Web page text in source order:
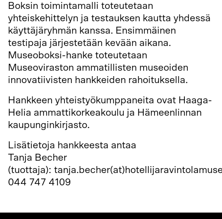
Boksin toimintamalli toteutetaan
yhteiskehittelyn ja testauksen kautta yhdessä
käyttäjäryhmän kanssa. Ensimmäinen
testipaja järjestetään kevään aikana.
Museoboksi-hanke toteutetaan
Museoviraston ammatillisten museoiden
innovatiivisten hankkeiden rahoituksella.
Hankkeen yhteistyökumppaneita ovat Haaga-
Helia ammattikorkeakoulu ja Hämeenlinnan
kaupunginkirjasto.
Lisätietoja hankkeesta antaa
Tanja Becher
(tuottaja):
044 747 4109